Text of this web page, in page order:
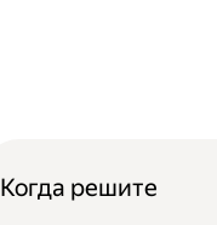
Когда решите